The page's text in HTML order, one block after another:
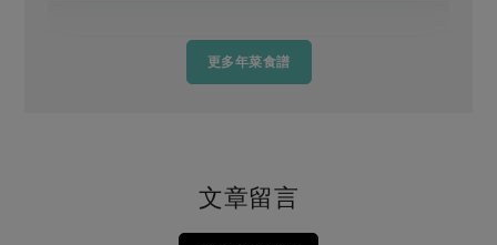
更多年菜食譜
文章留言